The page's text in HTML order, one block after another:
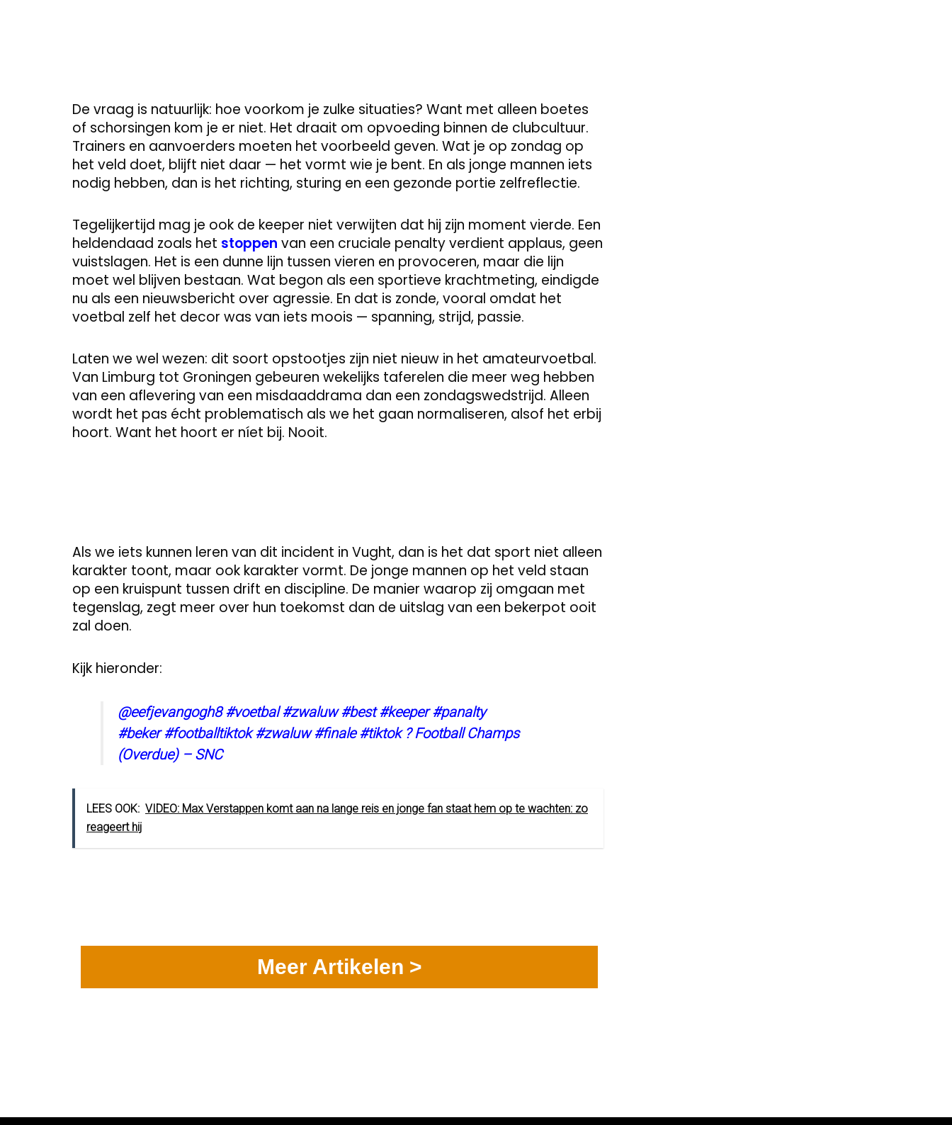
De vraag is natuurlijk: hoe voorkom je zulke situaties? Want met alleen boetes
of schorsingen kom je er niet. Het draait om opvoeding binnen de clubcultuur.
Trainers en aanvoerders moeten het voorbeeld geven. Wat je op zondag op
het veld doet, blijft niet daar — het vormt wie je bent. En als jonge mannen iets
nodig hebben, dan is het richting, sturing en een gezonde portie zelfreflectie.
Tegelijkertijd mag je ook de keeper niet verwijten dat hij zijn moment vierde. Een
heldendaad zoals het stoppen van een cruciale penalty verdient applaus, geen
vuistslagen. Het is een dunne lijn tussen vieren en provoceren, maar die lijn
moet wel blijven bestaan. Wat begon als een sportieve krachtmeting, eindigde
nu als een nieuwsbericht over agressie. En dat is zonde, vooral omdat het
voetbal zelf het decor was van iets moois — spanning, strijd, passie.
Laten we wel wezen: dit soort opstootjes zijn niet nieuw in het amateurvoetbal.
Van Limburg tot Groningen gebeuren wekelijks taferelen die meer weg hebben
van een aflevering van een misdaaddrama dan een zondagswedstrijd. Alleen
wordt het pas écht problematisch als we het gaan normaliseren, alsof het erbij
hoort. Want het hoort er níet bij. Nooit.
Als we iets kunnen leren van dit incident in Vught, dan is het dat sport niet alleen
karakter toont, maar ook karakter vormt. De jonge mannen op het veld staan
op een kruispunt tussen drift en discipline. De manier waarop zij omgaan met
tegenslag, zegt meer over hun toekomst dan de uitslag van een bekerpot ooit
zal doen.
Kijk hieronder:
@eefjevangogh8 #voetbal #zwaluw #best #keeper #panalty
#beker #footballtiktok #zwaluw #finale #tiktok ? Football Champs
(Overdue) – SNC
LEES OOK: VIDEO: Max Verstappen komt aan na lange reis en jonge fan staat hem op te wachten: zo
reageert hij
Meer Artikelen >